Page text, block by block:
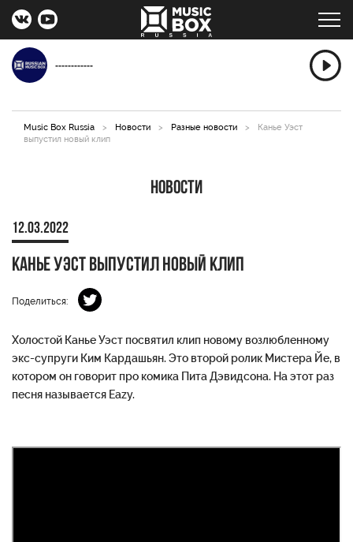
------------
Music Box Russia > Новости > Разные новости >
Канье Уэст
выпустил новый клип
Новости
12.03.2022
Канье Уэст выпустил новый клип
Поделиться:
Холостой Канье Уэст посвятил клип новому возлюбленному
экс-супруги Ким Кардашьян. Это второй ролик Мистера Йе, в
котором он говорит про комика Пита Дэвидсона. На этот раз
песня называется Eazy.